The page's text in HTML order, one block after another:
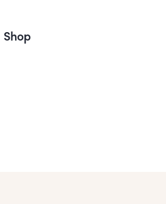
Shop